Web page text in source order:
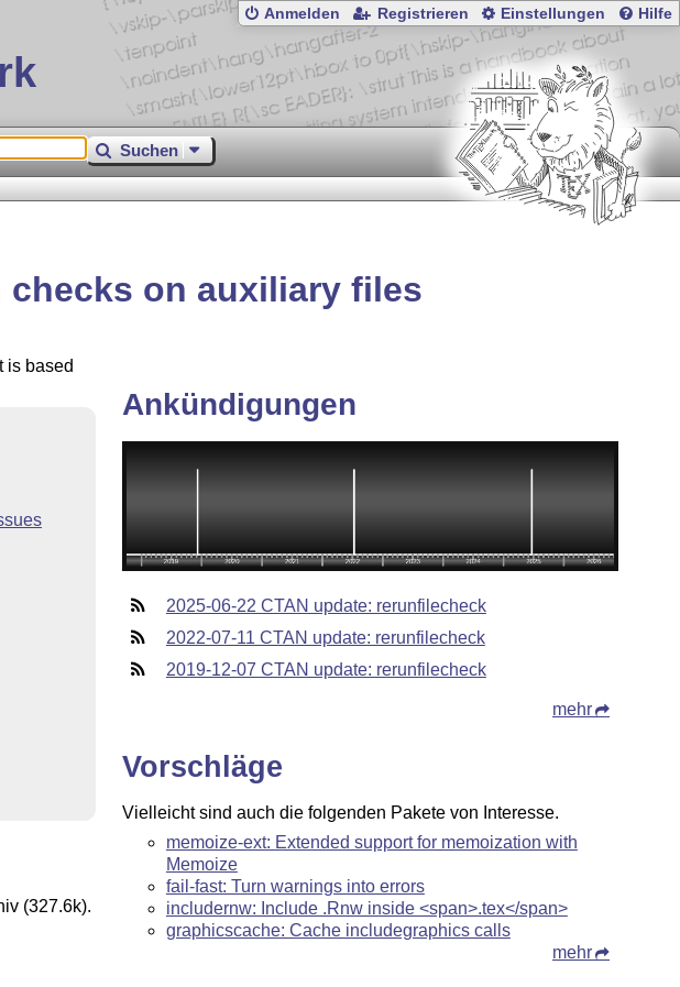
Anmelden Registrieren Einstellungen Hilfe
Suchen
checks on auxiliary files
is based
(327.6k).
Ankündigungen
2025-06-22 CTAN update: rerunfilecheck
2022-07-11 CTAN update: rerunfilecheck
2019-12-07 CTAN update: rerunfilecheck
mehr
Vorschläge
Vielleicht sind auch die folgenden Pakete von Interesse.
memoize-ext: Extended support for memoization with
Memoize
fail-fast: Turn warnings into errors
includernw: Include .Rnw inside <span>.tex</span>
graphicscache: Cache includegraphics calls
mehr